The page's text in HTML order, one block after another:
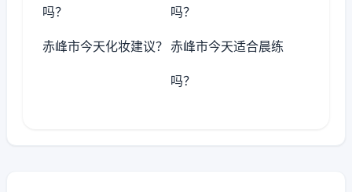
吗？ 吗？
赤峰市今天化妆建议？ 赤峰市今天适合晨练
吗？